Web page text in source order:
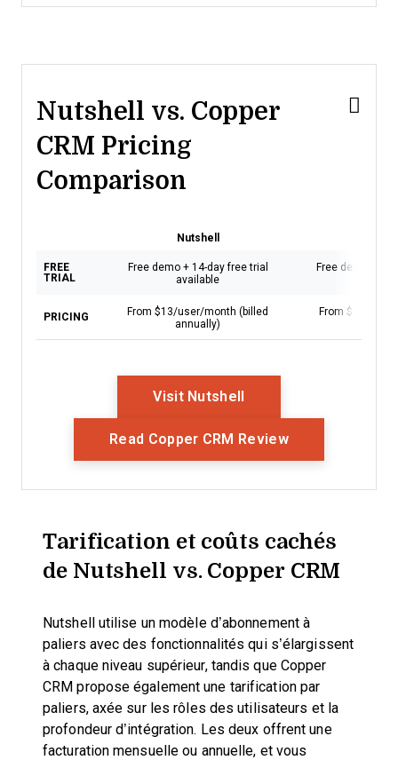
Nutshell vs. Copper
CRM Pricing
Comparison
Nutshell
FREE
TRIAL
Free demo + 14-day free trial
available
Free demo +
PRICING
From $13/user/month (billed
annually)
From $9/user/
Visit Nutshell
Read Copper CRM ReviewOpens New
Tarification et coûts cachés
de Nutshell vs. Copper CRM
Nutshell utilise un modèle d’abonnement à
paliers avec des fonctionnalités qui s’élargissent
à chaque niveau supérieur, tandis que Copper
CRM propose également une tarification par
paliers, axée sur les rôles des utilisateurs et la
profondeur d’intégration. Les deux offrent une
facturation mensuelle ou annuelle, et vous